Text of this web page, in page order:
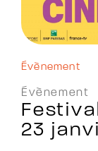
Évènement
Évènement
23